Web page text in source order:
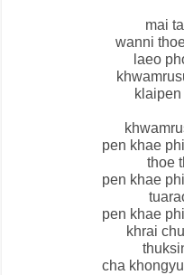
mai
wanni
laeo
pen khae
thoe
pen khae
pen khae
khrai
cha